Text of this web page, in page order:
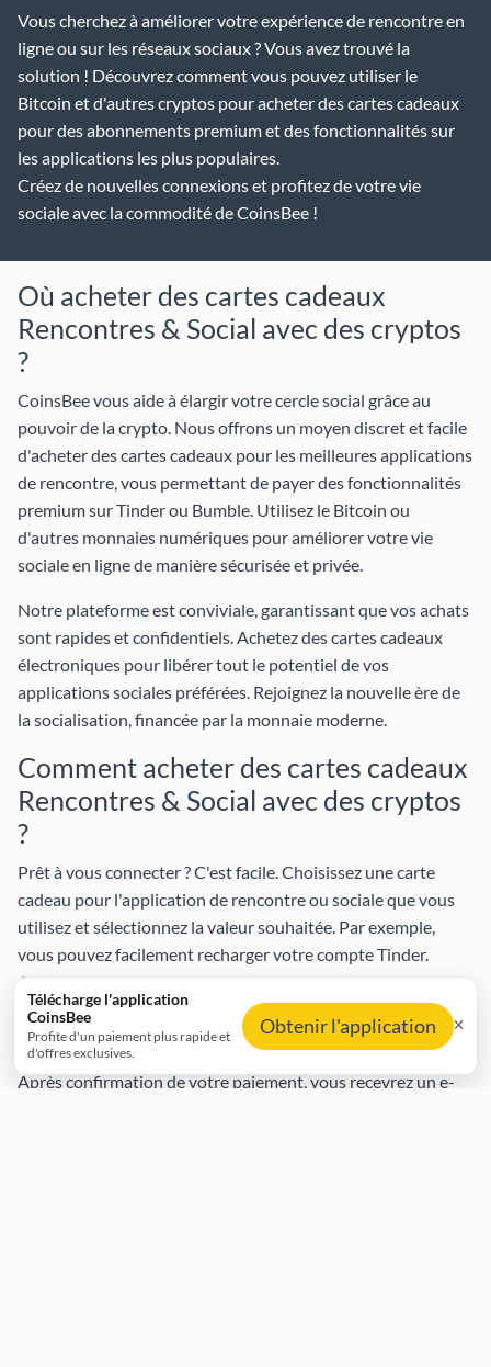
Vous cherchez à améliorer votre expérience de rencontre en
ligne ou sur les réseaux sociaux ? Vous avez trouvé la
solution ! Découvrez comment vous pouvez utiliser le
Bitcoin et d'autres cryptos pour acheter des cartes cadeaux
pour des abonnements premium et des fonctionnalités sur
les applications les plus populaires.
Créez de nouvelles connexions et profitez de votre vie
sociale avec la commodité de CoinsBee !
Où acheter des cartes cadeaux
Rencontres & Social avec des cryptos
?
CoinsBee vous aide à élargir votre cercle social grâce au
pouvoir de la crypto. Nous offrons un moyen discret et facile
d'acheter des cartes cadeaux pour les meilleures applications
de rencontre, vous permettant de payer des fonctionnalités
premium surTinderou Bumble. Utilisez le Bitcoin ou
d'autres monnaies numériques pour améliorer votre vie
sociale en ligne de manière sécurisée et privée.
Notre plateforme est conviviale, garantissant que vos achats
sont rapides et confidentiels. Achetez des cartes cadeaux
électroniques pour libérer tout le potentiel de vos
applications sociales préférées. Rejoignez la nouvelle ère de
la socialisation, financée par la monnaie moderne.
Comment acheter des cartes cadeaux
Rencontres & Social avec des cryptos
?
Prêt à vous connecter ? C'est facile. Choisissez une carte
cadeau pour l'application de rencontre ou sociale que vous
utilisez et sélectionnez la valeur souhaitée. Par exemple,
vous pouvez facilement recharger votre compteTinder.
Ajoutez la carte cadeau à votre panier, entrez votre adresse
e-mail pour la livraison, et payez avec votre cryptomonnaie
préférée.
Après confirmation de votre paiement, vous recevrez un e-
Télécharge l'application
CoinsBee
Profite d'un paiement plus rapide et
d'offres exclusives.
Obtenir l'application